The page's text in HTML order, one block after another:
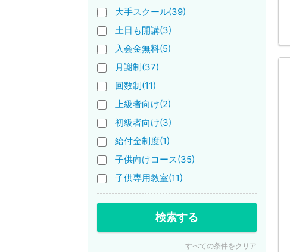
大手スクール(39)
土日も開講(3)
入会金無料(5)
月謝制(37)
回数制(11)
上級者向け(2)
初級者向け(3)
給付金制度(1)
子供向けコース(35)
子供専用教室(11)
検索する
すべての条件をクリア